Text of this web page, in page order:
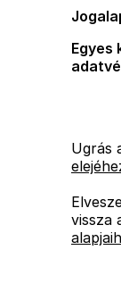
Egyes
Ugrás
vissza